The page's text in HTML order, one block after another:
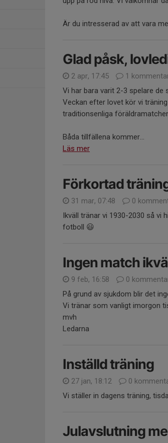
Är du intresserad av att vara
Glad påsk,
2 apr, 17:45
1
Vi har bara varit 2-3 spelare de
Veckan efter lovet kör vi
traditionsenliga
Båda tillfällena kommer...
Läs mer
Förkortad
31 mar, 07:48
0
Ikväll tränar vi 1930-2030 så vi
fotboll 😃
Ingen match
9 feb, 16:58
0
På grund av sjukdom blir det
Vi tränar som vanligt imorgon
mvh
Ledarna
Inställd träning
27 jan, 18:12
0
Vi ställer in dagens träning,
Julavslutning